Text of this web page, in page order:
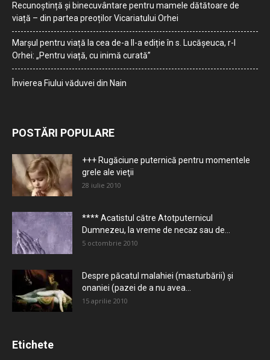
Recunoștință și binecuvântare pentru mamele dătătoare de
viață – din partea preoților Vicariatului Orhei
Marșul pentru viață la cea de-a II-a ediție în s. Lucășeuca, r-l
Orhei: „Pentru viață, cu inimă curată”
Învierea Fiului văduvei din Nain
POSTĂRI POPULARE
+++ Rugăciune puternică pentru momentele
grele ale vieţii
28 iulie 2010
**** Acatistul către Atotputernicul
Dumnezeu, la vreme de necaz sau de...
5 octombrie 2010
Despre păcatul malahiei (masturbării) şi
onaniei (pazei de a nu avea...
15 aprilie 2010
Etichete